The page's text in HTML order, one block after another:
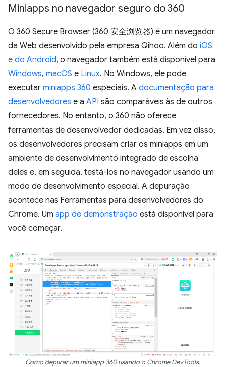
Miniapps no navegador seguro do 360
O 360 Secure Browser (360 安全浏览器) é um navegador
da Web desenvolvido pela empresa Qihoo. Além do iOS
e do Android, o navegador também está disponível para
Windows, macOS e Linux. No Windows, ele pode
executar miniapps 360 especiais. A documentação para
desenvolvedores e a API são comparáveis às de outros
fornecedores. No entanto, o 360 não oferece
ferramentas de desenvolvedor dedicadas. Em vez disso,
os desenvolvedores precisam criar os miniapps em um
ambiente de desenvolvimento integrado de escolha
deles e, em seguida, testá-los no navegador usando um
modo de desenvolvimento especial. A depuração
acontece nas Ferramentas para desenvolvedores do
Chrome. Um app de demonstração está disponível para
você começar.
Como depurar um miniapp 360 usando o Chrome DevTools.